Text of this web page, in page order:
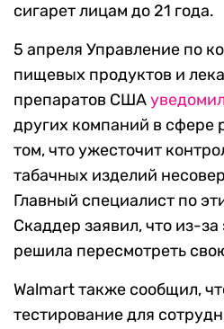
сигарет лицам до 21 года.
5 апреля Управление по
пищевых продуктов и
препаратов США
других компаний в сфере
том, что ужесточит
табачных изделий
Главный специалист по
Скаддер заявил, что из-за
решила пересмотреть
Walmart также сообщил,
тестирование для